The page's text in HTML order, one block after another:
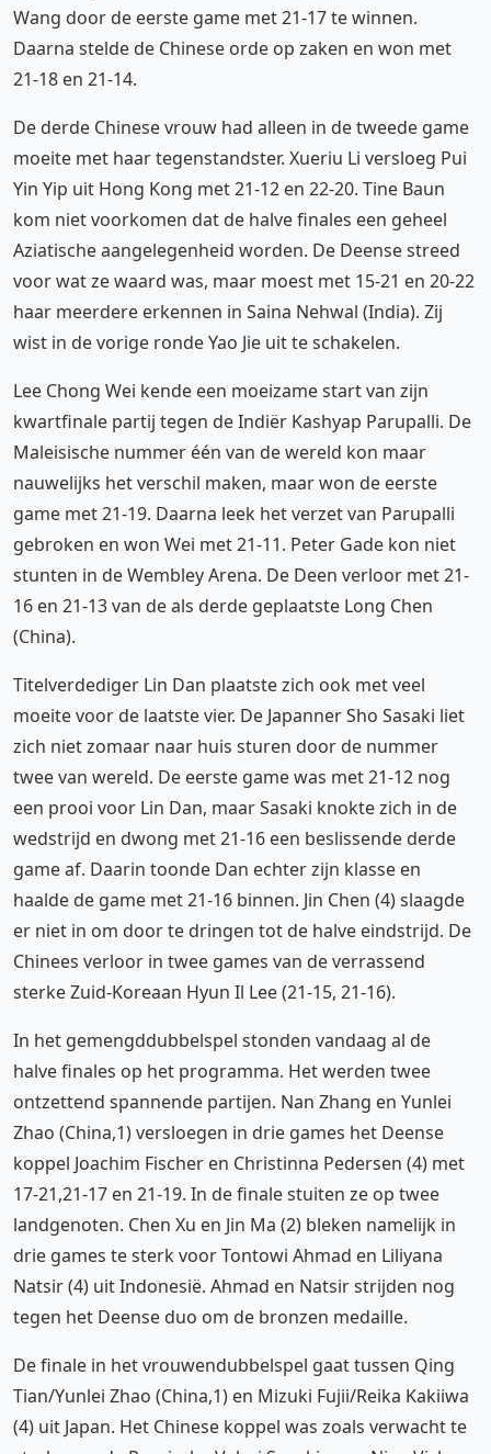
Wang door de eerste game met 21-17 te winnen.
Daarna stelde de Chinese orde op zaken en won met
21-18 en 21-14.
De derde Chinese vrouw had alleen in de tweede game
moeite met haar tegenstandster. Xueriu Li versloeg Pui
Yin Yip uit Hong Kong met 21-12 en 22-20. Tine Baun
kom niet voorkomen dat de halve finales een geheel
Aziatische aangelegenheid worden. De Deense streed
voor wat ze waard was, maar moest met 15-21 en 20-22
haar meerdere erkennen in Saina Nehwal (India). Zij
wist in de vorige ronde Yao Jie uit te schakelen.
Lee Chong Wei kende een moeizame start van zijn
kwartfinale partij tegen de Indiër Kashyap Parupalli. De
Maleisische nummer één van de wereld kon maar
nauwelijks het verschil maken, maar won de eerste
game met 21-19. Daarna leek het verzet van Parupalli
gebroken en won Wei met 21-11. Peter Gade kon niet
stunten in de Wembley Arena. De Deen verloor met 21-
16 en 21-13 van de als derde geplaatste Long Chen
(China).
Titelverdediger Lin Dan plaatste zich ook met veel
moeite voor de laatste vier. De Japanner Sho Sasaki liet
zich niet zomaar naar huis sturen door de nummer
twee van wereld. De eerste game was met 21-12 nog
een prooi voor Lin Dan, maar Sasaki knokte zich in de
wedstrijd en dwong met 21-16 een beslissende derde
game af. Daarin toonde Dan echter zijn klasse en
haalde de game met 21-16 binnen. Jin Chen (4) slaagde
er niet in om door te dringen tot de halve eindstrijd. De
Chinees verloor in twee games van de verrassend
sterke Zuid-Koreaan Hyun Il Lee (21-15, 21-16).
In het gemengddubbelspel stonden vandaag al de
halve finales op het programma. Het werden twee
ontzettend spannende partijen. Nan Zhang en Yunlei
Zhao (China,1) versloegen in drie games het Deense
koppel Joachim Fischer en Christinna Pedersen (4) met
17-21,21-17 en 21-19. In de finale stuiten ze op twee
landgenoten. Chen Xu en Jin Ma (2) bleken namelijk in
drie games te sterk voor Tontowi Ahmad en Liliyana
Natsir (4) uit Indonesië. Ahmad en Natsir strijden nog
tegen het Deense duo om de bronzen medaille.
De finale in het vrouwendubbelspel gaat tussen Qing
Tian/Yunlei Zhao (China,1) en Mizuki Fujii/Reika Kakiiwa
(4) uit Japan. Het Chinese koppel was zoals verwacht te